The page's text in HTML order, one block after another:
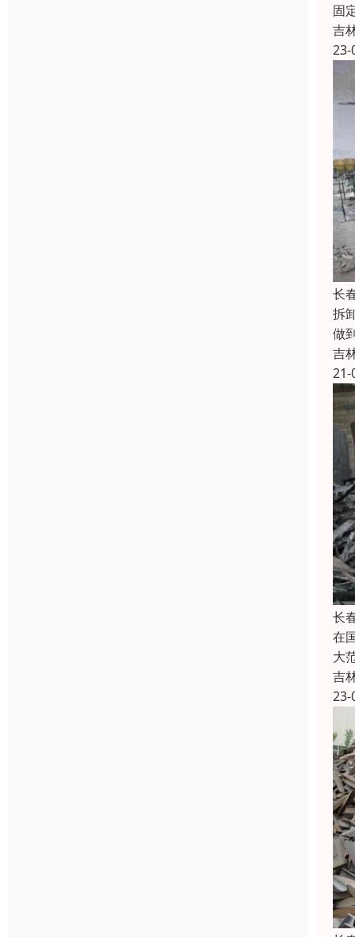
固
吉
23-
长
拆
做
吉
21-
长
在
大
吉
23-